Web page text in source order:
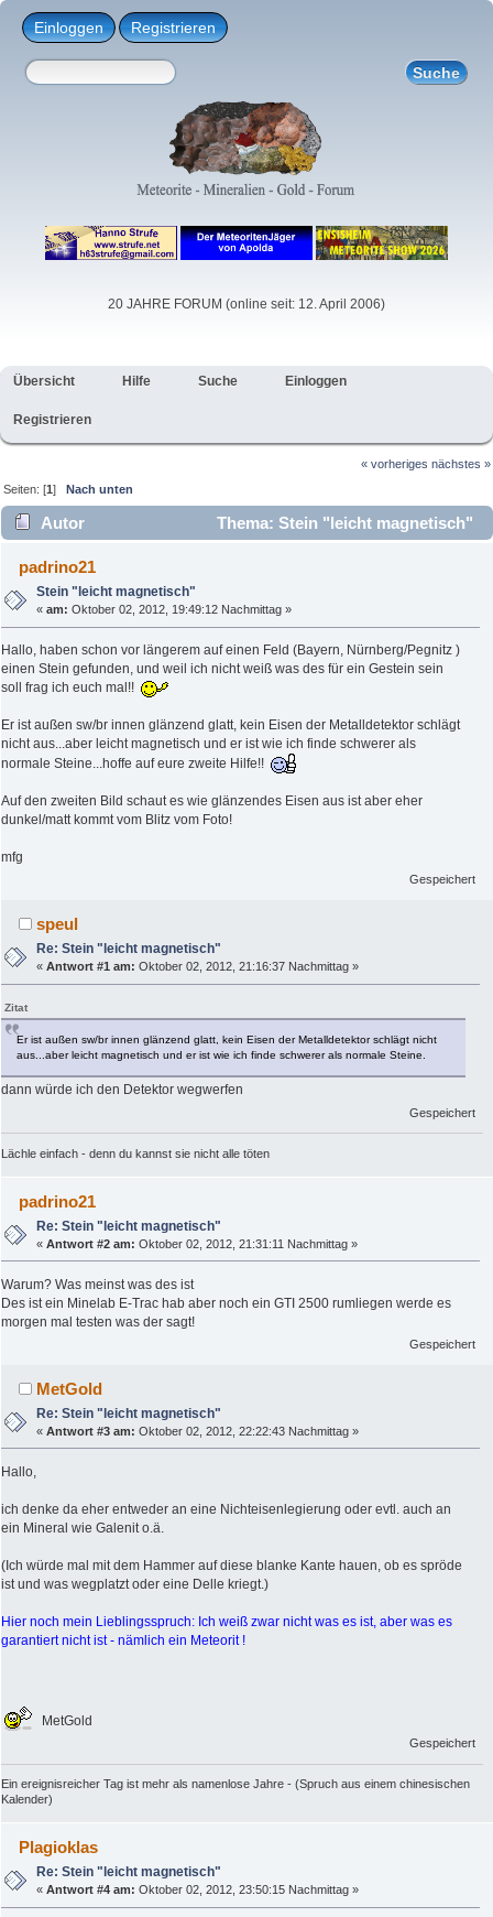
Einloggen Registrieren
20 JAHRE FORUM (online seit: 12. April 2006)
Übersicht Hilfe Suche Einloggen
Registrieren
« vorheriges nächstes »
Seiten: [1]Nach unten
Autor
Thema: Stein "leicht magnetisch"
(Gelesen 7881 mal)
padrino21
Stein "leicht magnetisch"
«am: Oktober 02, 2012, 19:49:12 Nachmittag »
Hallo, haben schon vor längerem auf einen Feld (Bayern, Nürnberg/Pegnitz )
einen Stein gefunden, und weil ich nicht weiß was des für ein Gestein sein
soll frag ich euch mal!!
Er ist außen sw/br innen glänzend glatt, kein Eisen der Metalldetektor schlägt
nicht aus...aber leicht magnetisch und er ist wie ich finde schwerer als
normale Steine...hoffe auf eure zweite Hilfe!!
Auf den zweiten Bild schaut es wie glänzendes Eisen aus ist aber eher
dunkel/matt kommt vom Blitz vom Foto!
mfg
Gespeichert
speul
Re: Stein "leicht magnetisch"
«Antwort #1 am: Oktober 02, 2012, 21:16:37 Nachmittag »
Zitat
Er ist außen sw/br innen glänzend glatt, kein Eisen der Metalldetektor schlägt nicht
aus...aber leicht magnetisch und er ist wie ich finde schwerer als normale Steine.
dann würde ich den Detektor wegwerfen
Gespeichert
Lächle einfach - denn du kannst sie nicht alle töten
padrino21
Re: Stein "leicht magnetisch"
«Antwort #2 am: Oktober 02, 2012, 21:31:11 Nachmittag »
Warum? Was meinst was des ist
Des ist ein Minelab E-Trac hab aber noch ein GTI 2500 rumliegen werde es
morgen mal testen was der sagt!
Gespeichert
MetGold
Re: Stein "leicht magnetisch"
«Antwort #3 am: Oktober 02, 2012, 22:22:43 Nachmittag »
Hallo,
ich denke da eher entweder an eine Nichteisenlegierung oder evtl. auch an
ein Mineral wie Galenit o.ä.
(Ich würde mal mit dem Hammer auf diese blanke Kante hauen, ob es spröde
ist und was wegplatzt oder eine Delle kriegt.)
Hier noch mein Lieblingsspruch: Ich weiß zwar nicht was es ist, aber was es
garantiert nicht ist - nämlich ein Meteorit !
MetGold
Gespeichert
Ein ereignisreicher Tag ist mehr als namenlose Jahre - (Spruch aus einem chinesischen
Kalender)
Plagioklas
Re: Stein "leicht magnetisch"
«Antwort #4 am: Oktober 02, 2012, 23:50:15 Nachmittag »